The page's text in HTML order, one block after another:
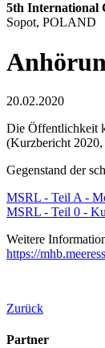
5th International
Sopot, POLAND
20.02.2020
Die Öf­fent­lich­keit
(Kurz­be­richt
Ge­gen­stand der
MSRL - Teil A -
MSRL - Teil 0 -
Weitere
https://
Zurück
Partner